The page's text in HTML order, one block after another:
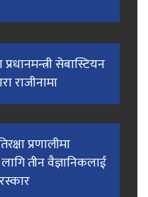
सेबास्टियन
राजीनामा
प्रणालीमा
तीन वैज्ञानिकलाई